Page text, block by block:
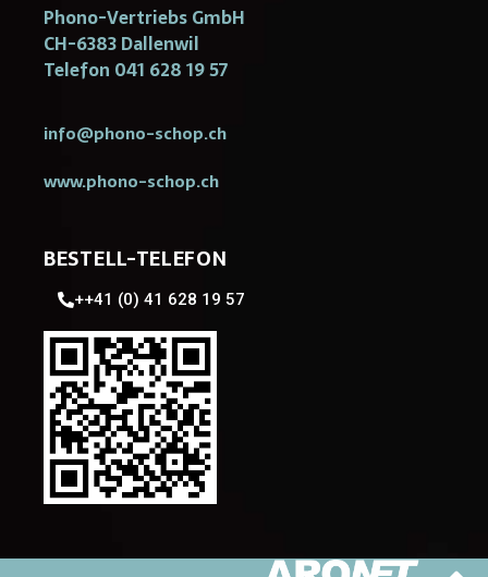
Phono-Vertriebs GmbH
CH-6383 Dallenwil
Telefon 041 628 19 57
info@phono-schop.ch
www.phono-schop.ch
BESTELL-TELEFON
++41 (0) 41 628 19 57